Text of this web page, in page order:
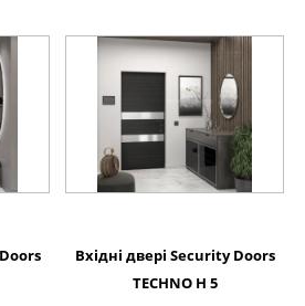
Вхідні двері Security Doors
TECHNO H 5